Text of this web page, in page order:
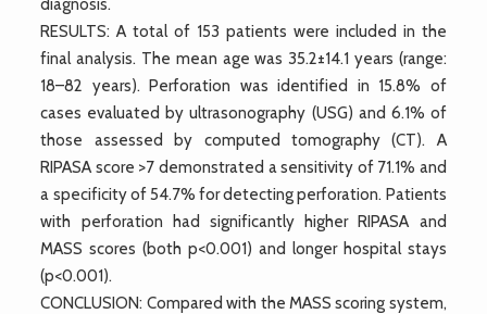
diagnosis.
RESULTS: A total of 153 patients were included in the
final analysis. The mean age was 35.2±14.1 years (range:
18–82 years). Perforation was identified in 15.8% of
cases evaluated by ultrasonography (USG) and 6.1% of
those assessed by computed tomography (CT). A
RIPASA score >7 demonstrated a sensitivity of 71.1% and
a specificity of 54.7% for detecting perforation. Patients
with perforation had significantly higher RIPASA and
MASS scores (both p<0.001) and longer hospital stays
(p<0.001).
CONCLUSION: Compared with the MASS scoring system,